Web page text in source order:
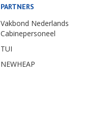
PARTNERS
Vakbond Nederlands
Cabinepersoneel
TUI
NEWHEAP